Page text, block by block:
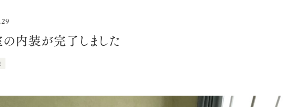
内装が完了しました